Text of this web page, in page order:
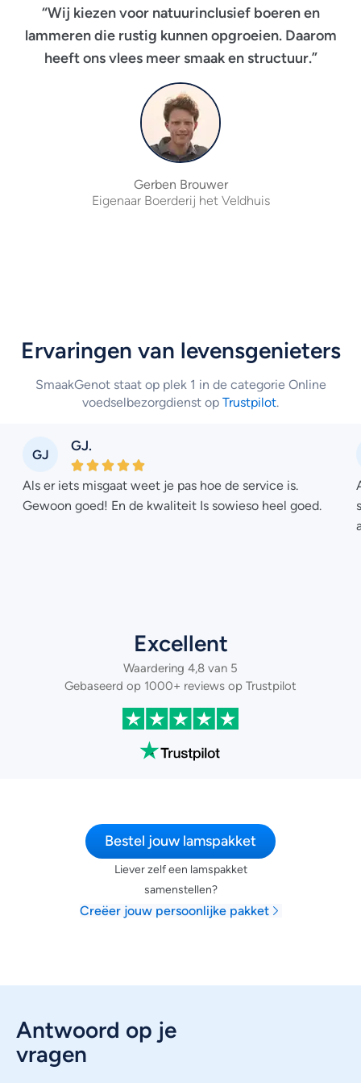
“Wij kiezen voor natuurinclusief boeren en
lammeren die rustig kunnen opgroeien. Daarom
heeft ons vlees meer smaak en structuur.”
Gerben Brouwer
Eigenaar Boerderij het Veldhuis
Ervaringen van levensgenieters
SmaakGenot staat op plek 1 in de categorie Online
voedselbezorgdienst op Trustpilot.
Excellent
Waardering 4,8 van 5
Gebaseerd op 1000+ reviews op Trustpilot
GJ
GJ.
Als er iets misgaat weet je pas hoe de service is.
Gewoon goed! En de kwaliteit Is sowieso heel goed.
Bestel jouw lamspakket
Liever zelf een lamspakket
samenstellen?
Creëer jouw persoonlijke pakket
Antwoord op je
vragen